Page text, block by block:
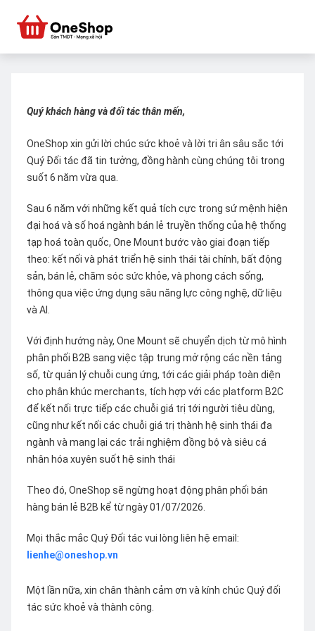
Quý khách hàng và đối tác thân mến,
OneShop xin gửi lời chúc sức khoẻ và lời tri ân sâu sắc tới
Quý Đối tác đã tin tưởng, đồng hành cùng chúng tôi trong
suốt 6 năm vừa qua.
Sau 6 năm với những kết quả tích cực trong sứ mệnh hiện
đại hoá và số hoá ngành bán lẻ truyền thống của hệ thống
tạp hoá toàn quốc, One Mount bước vào giai đoạn tiếp
theo: kết nối và phát triển hệ sinh thái tài chính, bất động
sản, bán lẻ, chăm sóc sức khỏe, và phong cách sống,
thông qua việc ứng dụng sâu năng lực công nghệ, dữ liệu
và AI.
Với định hướng này, One Mount sẽ chuyển dịch từ mô hình
phân phối B2B sang việc tập trung mở rộng các nền tảng
số, từ quản lý chuỗi cung ứng, tới các giải pháp toàn diện
cho phân khúc merchants, tích hợp với các platform B2C
để kết nối trực tiếp các chuỗi giá trị tới người tiêu dùng,
cũng như kết nối các chuỗi giá trị thành hệ sinh thái đa
ngành và mang lại các trải nghiệm đồng bộ và siêu cá
nhân hóa xuyên suốt hệ sinh thái
Theo đó, OneShop sẽ ngừng hoạt động phân phối bán
hàng bán lẻ B2B kể từ ngày 01/07/2026.
Mọi thắc mắc Quý Đối tác vui lòng liên hệ email:
lienhe@oneshop.vn
Một lần nữa, xin chân thành cảm ơn và kính chúc Quý đối
tác sức khoẻ và thành công.